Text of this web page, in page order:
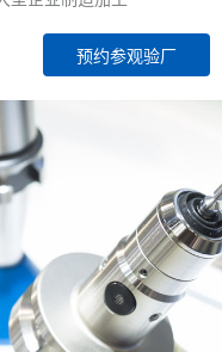
预约参观验厂